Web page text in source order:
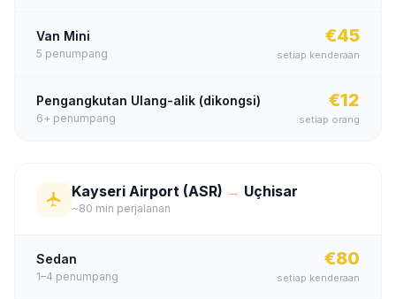
Van Mini
5 penumpang
€45
setiap kenderaan
Pengangkutan Ulang-alik (dikongsi)
6+ penumpang
€12
setiap orang
Kayseri Airport (ASR) → Uçhisar
~80 min perjalanan
Sedan
1–4 penumpang
€80
setiap kenderaan